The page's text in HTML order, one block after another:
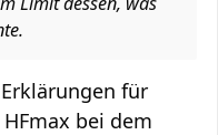
für
bei dem